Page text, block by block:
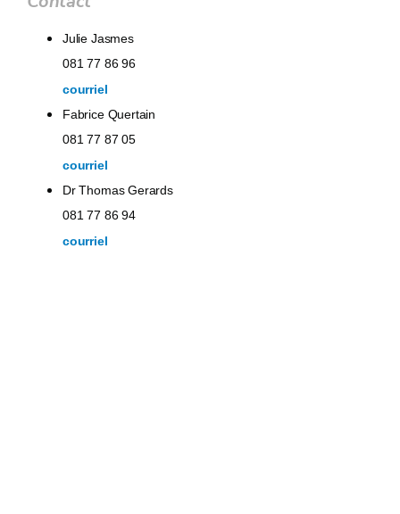
Julie Jasmes
081 77 86 96
courriel
Fabrice Quertain
081 77 87 05
courriel
Dr Thomas Gerards
081 77 86 94
courriel